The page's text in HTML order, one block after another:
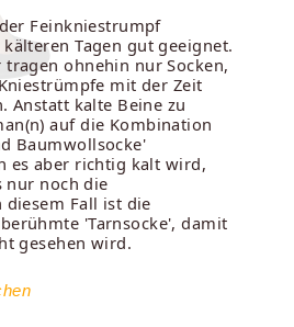
Feinkniestrumpf
Tagen gut geeignet.
ohnehin nur Socken,
mit der Zeit
Anstatt kalte Beine zu
auf die Kombination
Baumwollsocke'
es aber richtig kalt wird,
noch die
Fall ist die
'Tarnsocke', damit
gesehen wird.